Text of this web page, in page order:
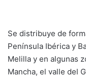
Se distribuye de
Península Ibérica y
Melilla y en algunas
Mancha, el valle del